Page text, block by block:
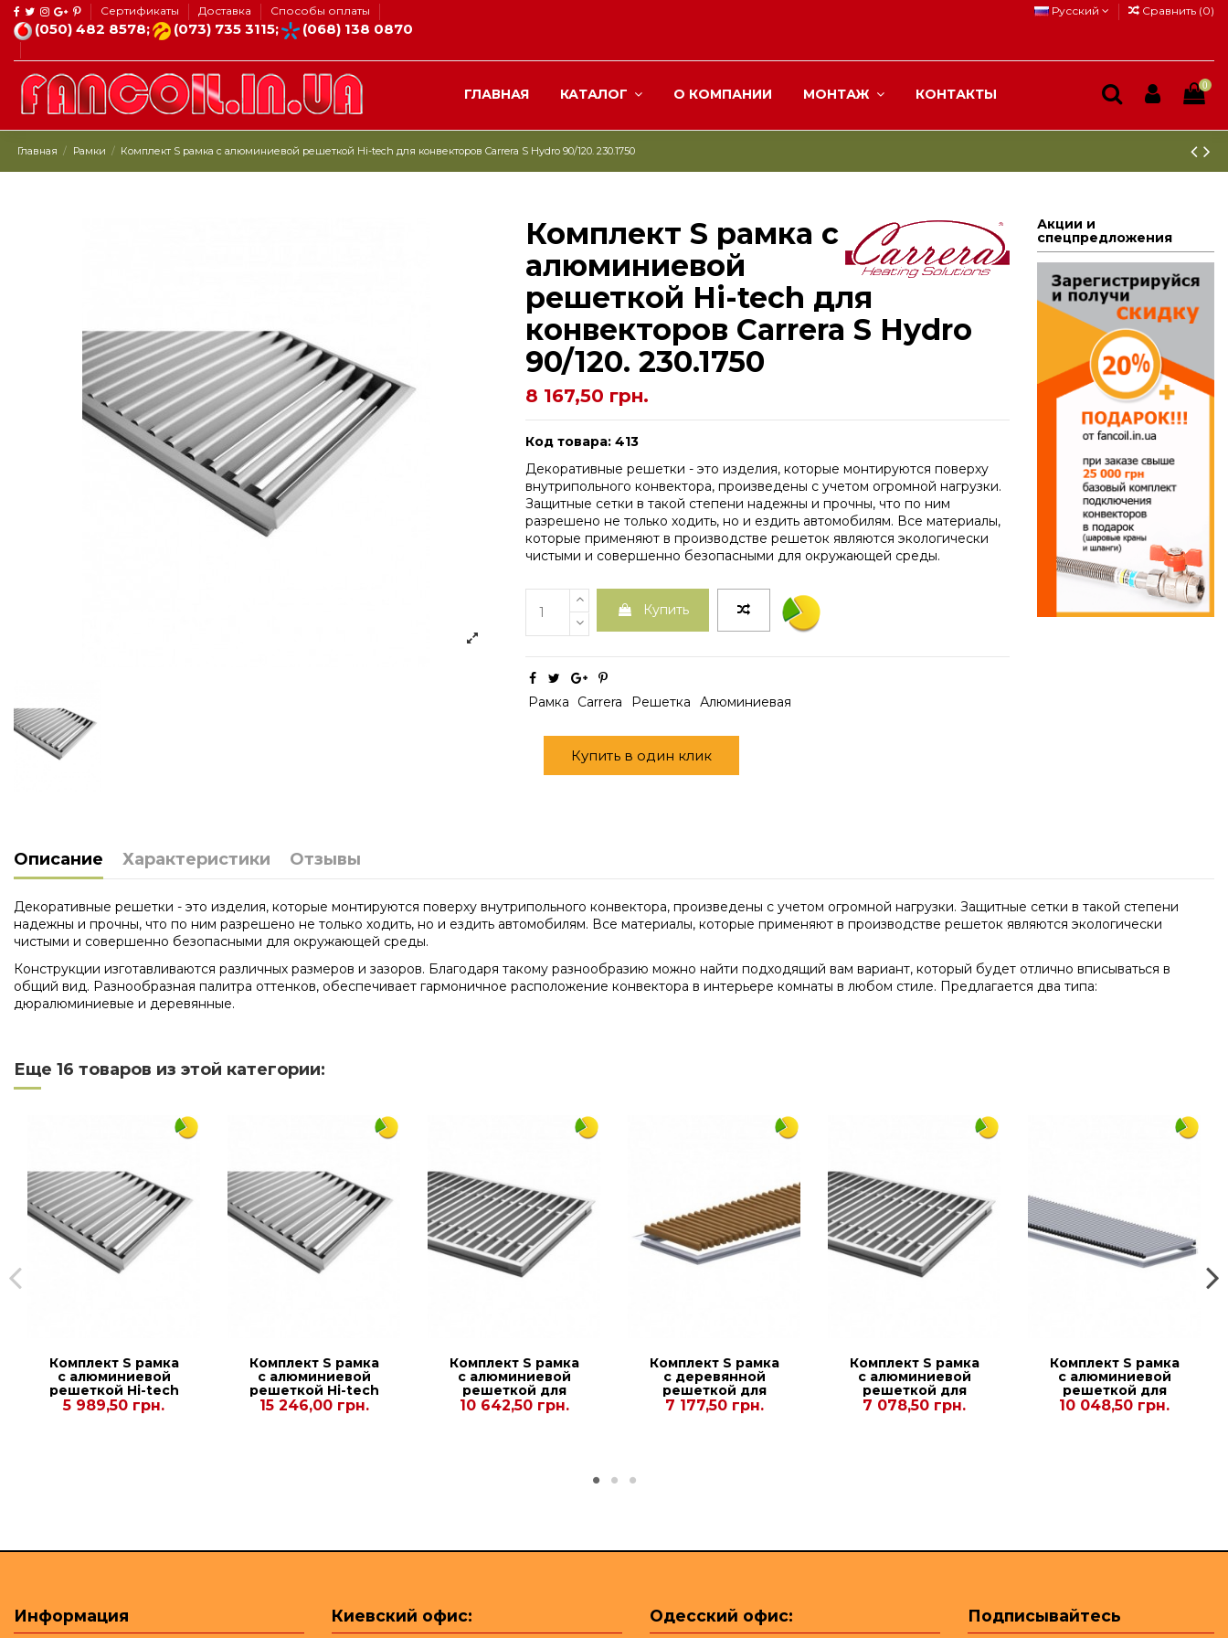
Сертификаты Доставка Способы оплаты
(050) 482 8578; (073) 735 3115; (068) 138 0870
Русский Сравнить (0)
ГЛАВНАЯ КАТАЛОГ О КОМПАНИИ МОНТАЖ КОНТАКТЫ
0
Главная Рамки Комплект S рамка с алюминиевой решеткой Hi-tech для конвекторов Carrera S Hydro 90/120. 230.1750
Комплект S рамка с
алюминиевой
решеткой Hi-tech для
конвекторов Carrera S Hydro
90/120. 230.1750
8 167,50 грн.
Код товара: 413
Декоративные решетки - это изделия, которые монтируются поверху
внутрипольного конвектора, произведены с учетом огромной нагрузки.
Защитные сетки в такой степени надежны и прочны, что по ним
разрешено не только ходить, но и ездить автомобилям. Все материалы,
которые применяют в производстве решеток являются экологически
чистыми и совершенно безопасными для окружающей среды.
Купить
Рамка Carrera Решетка Алюминиевая
Купить в один клик
Акции и
спецпредложения
Описание Характеристики Отзывы
Декоративные решетки - это изделия, которые монтируются поверху внутрипольного конвектора, произведены с учетом огромной нагрузки. Защитные сетки в такой степени
надежны и прочны, что по ним разрешено не только ходить, но и ездить автомобилям. Все материалы, которые применяют в производстве решеток являются экологически
чистыми и совершенно безопасными для окружающей среды.
Конструкции изготавливаются различных размеров и зазоров. Благодаря такому разнообразию можно найти подходящий вам вариант, который будет отлично вписываться в
общий вид. Разнообразная палитра оттенков, обеспечивает гармоничное расположение конвектора в интерьере комнаты в любом стиле. Предлагается два типа:
дюралюминиевые и деревянные.
Ширина
Еще 16 товаров из этой категории:
Комплект S рамка
с алюминиевой
решеткой Hi-tech
для конвекторов
Carrera S Hydro
5 989,50 грн.
Комплект S рамка
с алюминиевой
решеткой Hi-tech
для конвекторов
Carrera SV2 Inox
15 246,00 грн.
Комплект S рамка
с алюминиевой
решеткой для
конвекторов
Carrera SV Hydro
10 642,50 грн.
Комплект S рамка
с деревянной
решеткой для
конвекторов
Carrera 4S2 Black
7 177,50 грн.
Комплект S рамка
с алюминиевой
решеткой для
конвекторов
Carrera SV2 Inox
7 078,50 грн.
Комплект S рамка
с алюминиевой
решеткой для
конвекторов
Carrera 4SV2 Black
10 048,50 грн.
Информация Киевский офис: Одесский офис: Подписывайтесь